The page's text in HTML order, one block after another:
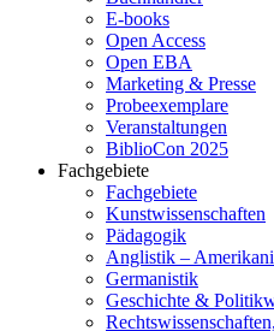
E-books
Open Access
Open EBA
Marketing & Presse
Probeexemplare
Veranstaltungen
BiblioCon 2025
Fachgebiete
Fachgebiete
Kunstwissenschaften
Pädagogik
Anglistik –
Germanistik
Geschichte &